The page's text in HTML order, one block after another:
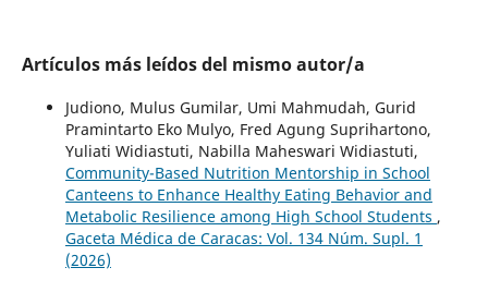
Artículos más leídos del mismo autor/a
Judiono, Mulus Gumilar, Umi Mahmudah, Gurid
Pramintarto Eko Mulyo, Fred Agung Suprihartono,
Yuliati Widiastuti, Nabilla Maheswari Widiastuti,
Community-Based Nutrition Mentorship in School
Canteens to Enhance Healthy Eating Behavior and
Metabolic Resilience among High School Students ,
Gaceta Médica de Caracas: Vol. 134 Núm. Supl. 1
(2026)